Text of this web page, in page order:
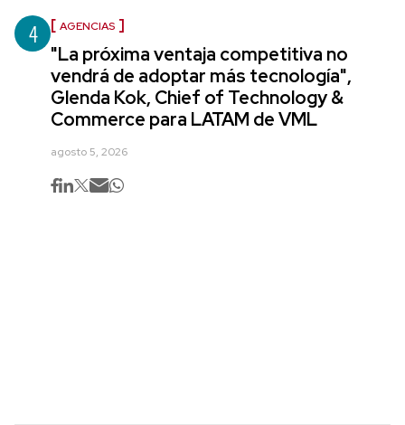
4 AGENCIAS
"La próxima ventaja competitiva no
vendrá de adoptar más tecnología",
Glenda Kok, Chief of Technology &
Commerce para LATAM de VML
agosto 5, 2026